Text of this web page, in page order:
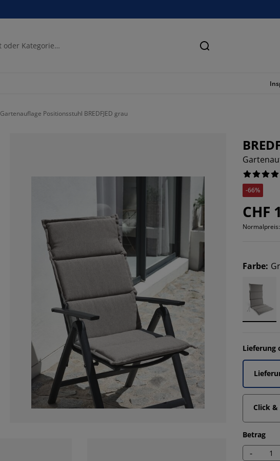
Suchen
Gartenauflage Positionsstuhl BREDFJED grau
-66%
CHF
Normalpreis:
Farbe:
Lieferung
Click
Betrag
-